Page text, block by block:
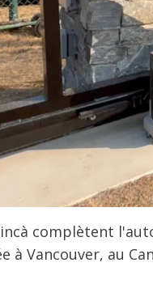
complètent
à Vancouver, au